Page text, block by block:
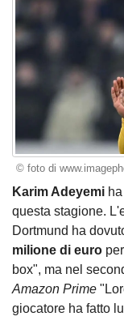
© foto di
Karim Adeyemi
questa stagione.
Dortmund ha
milione di euro
box", ma nel
Amazon Prime
giocatore ha fatto